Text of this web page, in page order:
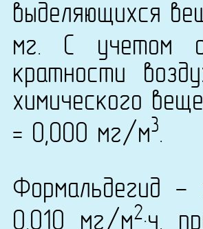
выделяющихся
мг. С учетом
кратности
химического
= 0,000 мг/м3.
Формальдегид -
0,010 мг/м2·ч,